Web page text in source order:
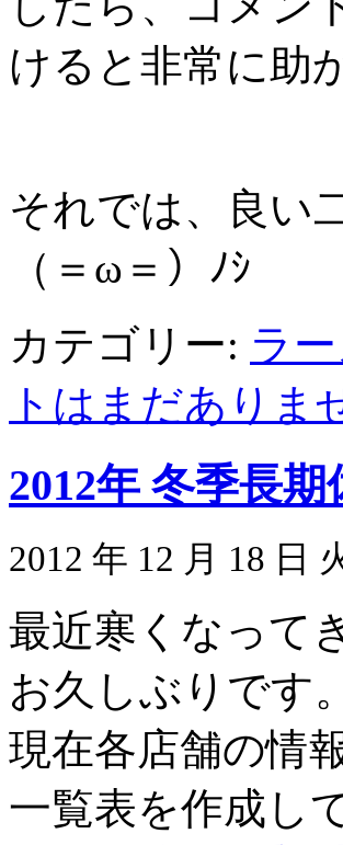
けると非常に助
それでは、良い
（＝ω＝）ﾉｼ
カテゴリー: ラ
トはまだありま
2012年 冬季長
2012 年 12 月 18 日
最近寒くなって
お久しぶりです。
現在各店舗の情
一覧表を作成し